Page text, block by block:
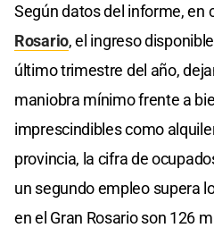
Según datos del informe, en
Rosario, el ingreso
último trimestre del año,
maniobra mínimo frente a
imprescindibles como
provincia, la cifra de
un segundo empleo supera
en el Gran Rosario son 126